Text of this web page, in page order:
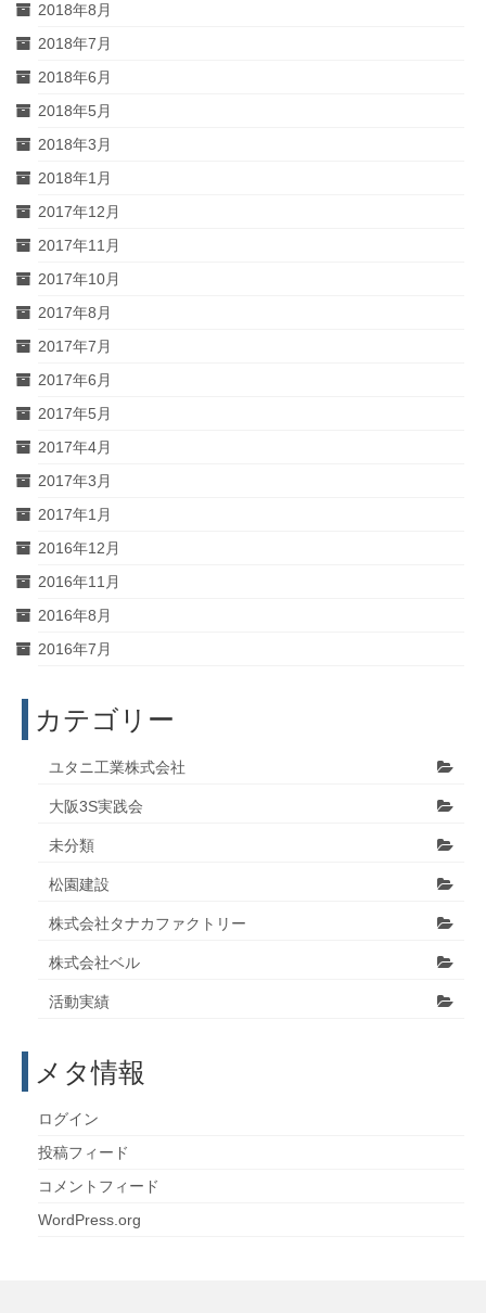
2018年8月
2018年7月
2018年6月
2018年5月
2018年3月
2018年1月
2017年12月
2017年11月
2017年10月
2017年8月
2017年7月
2017年6月
2017年5月
2017年4月
2017年3月
2017年1月
2016年12月
2016年11月
2016年8月
2016年7月
カテゴリー
ユタニ工業株式会社
大阪3S実践会
未分類
松園建設
株式会社タナカファクトリー
株式会社ベル
活動実績
メタ情報
ログイン
投稿フィード
コメントフィード
WordPress.org